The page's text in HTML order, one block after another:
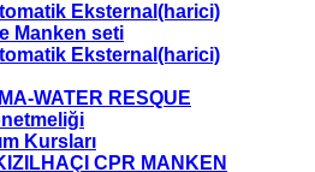
Eksternal(harici)
Manken seti
Eksternal(harici)
WATER RESQUE
Kursları
CPR MANKEN